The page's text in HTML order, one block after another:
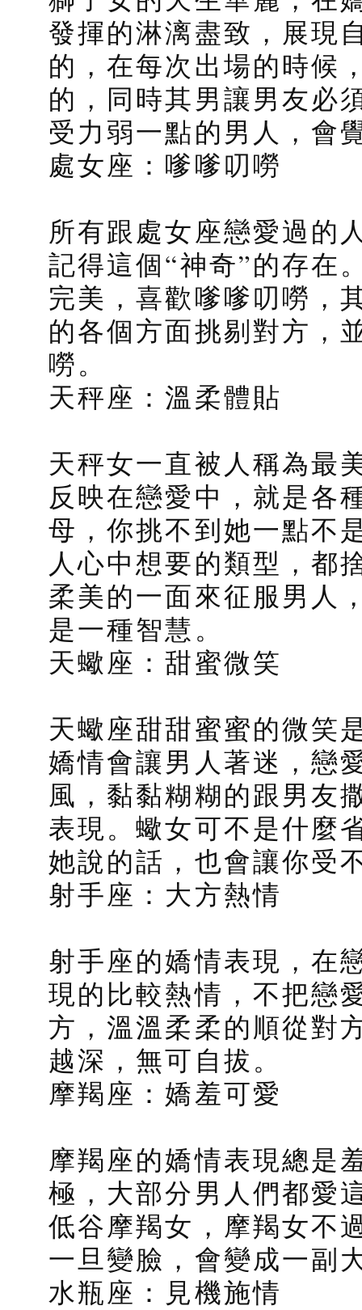
發揮的淋漓盡致，展現
的，在每次出場的時候
的，同時其男讓男友必
受力弱一點的男人，會
處女座：嗲嗲叨嘮
所有跟處女座戀愛過的
記得這個“神奇”的存在
完美，喜歡嗲嗲叨嘮，
的各個方面挑剔對方，
嘮。
天秤座：溫柔體貼
天秤女一直被人稱為最
反映在戀愛中，就是各
母，你挑不到她一點不
人心中想要的類型，都
柔美的一面來征服男人
是一種智慧。
天蠍座：甜蜜微笑
天蠍座甜甜蜜蜜的微笑
嬌情會讓男人著迷，戀
風，黏黏糊糊的跟男友
表現。蠍女可不是什麼
她說的話，也會讓你受
射手座：大方熱情
射手座的嬌情表現，在
現的比較熱情，不把戀
方，溫溫柔柔的順從對
越深，無可自拔。
摩羯座：嬌羞可愛
摩羯座的嬌情表現總是
極，大部分男人們都愛
低谷摩羯女，摩羯女不
一旦變臉，會變成一副
水瓶座：見機施情